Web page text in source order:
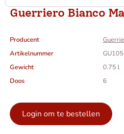
Guerriero Bianco
Producent
Artikelnummer
Gewicht
0.75 l
Doos
6
Login om te bestellen